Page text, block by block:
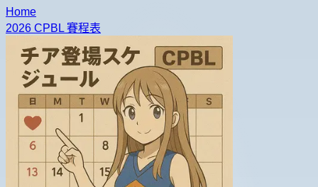
Home
2026 CPBL 賽程表